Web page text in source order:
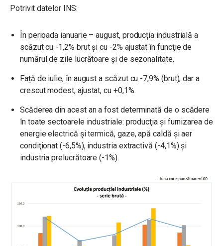
Potrivit datelor INS:
În perioada ianuarie – august, producția industrială a
scăzut cu -1,2% brut și cu -2% ajustat în funcţie de
numărul de zile lucrătoare şi de sezonalitate.
Față de iulie, în august a scăzut cu -7,9% (brut), dar a
crescut modest, ajustat, cu +0,1%.
Scăderea din acest an a fost determinată de o scădere
în toate sectoarele industriale: producţia şi furnizarea de
energie electrică şi termică, gaze, apă caldă şi aer
condiţionat (-6,5%), industria extractivă (-4,1%) și
industria prelucrătoare (-1%).